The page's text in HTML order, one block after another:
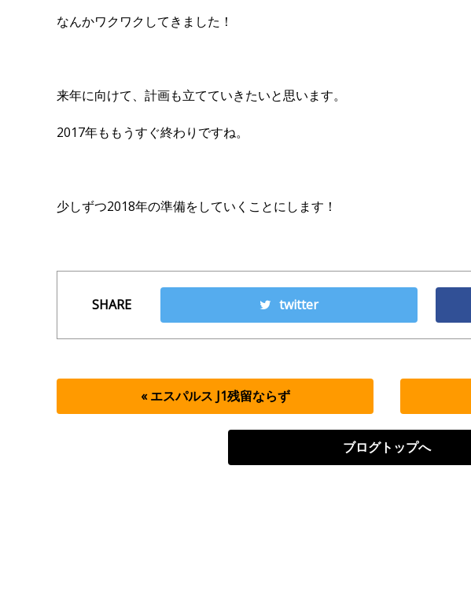
なんかワクワクしてきました！
来年に向けて、計画も立てていきたいと思います。
2017年ももうすぐ終わりですね。
少しずつ2018年の準備をしていくことにします！
SHARE twitter
« エスパルス J1残留ならず
ブログトップへ